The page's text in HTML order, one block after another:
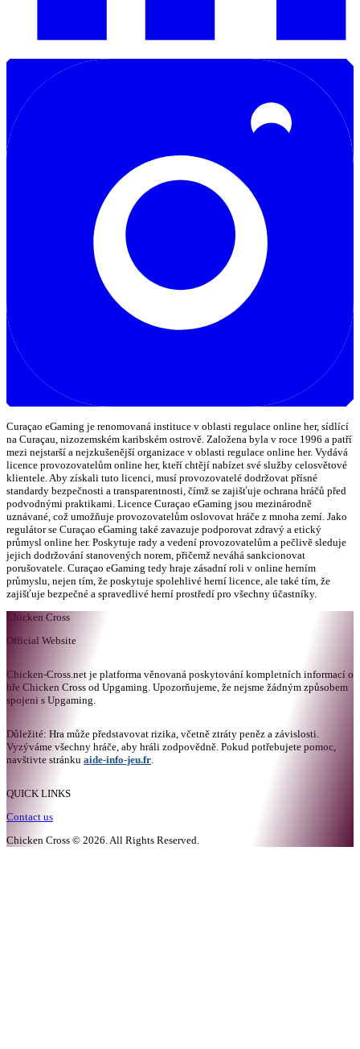
Curaçao eGaming je renomovaná instituce v oblasti regulace online her, sídlící
na Curaçau, nizozemském karibském ostrově. Založena byla v roce 1996 a patří
mezi nejstarší a nejzkušenější organizace v oblasti regulace online her. Vydává
licence provozovatelům online her, kteří chtějí nabízet své služby celosvětové
klientele. Aby získali tuto licenci, musí provozovatelé dodržovat přísné
standardy bezpečnosti a transparentnosti, čímž se zajišťuje ochrana hráčů před
podvodnými praktikami. Licence Curaçao eGaming jsou mezinárodně
uznávané, což umožňuje provozovatelům oslovovat hráče z mnoha zemí. Jako
regulátor se Curaçao eGaming také zavazuje podporovat zdravý a etický
průmysl online her. Poskytuje rady a vedení provozovatelům a pečlivě sleduje
jejich dodržování stanovených norem, přičemž neváhá sankcionovat
porušovatele. Curaçao eGaming tedy hraje zásadní roli v online herním
průmyslu, nejen tím, že poskytuje spolehlivé herní licence, ale také tím, že
zajišťuje bezpečné a spravedlivé herní prostředí pro všechny účastníky.
Chicken Cross
Official Website
Chicken-Cross.net je platforma věnovaná poskytování kompletních informací o
hře Chicken Cross od Upgaming. Upozorňujeme, že nejsme žádným způsobem
spojeni s Upgaming.
Důležité: Hra může představovat rizika, včetně ztráty peněz a závislosti.
Vyzýváme všechny hráče, aby hráli zodpovědně. Pokud potřebujete pomoc,
navštivte stránku aide-info-jeu.fr.
QUICK LINKS
Contact us
Chicken Cross © 2026.All Rights Reserved.